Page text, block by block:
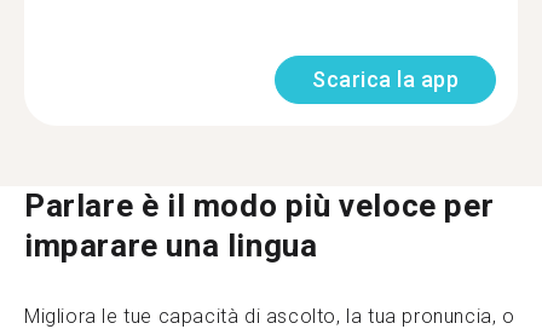
Scarica la app
Parlare è il modo più veloce per
imparare una lingua
Migliora le tue capacità di ascolto, la tua pronuncia, o